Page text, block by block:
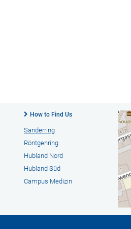
How to Find Us
Sanderring
Röntgenring
Hubland Nord
Hubland Süd
Campus Medizin